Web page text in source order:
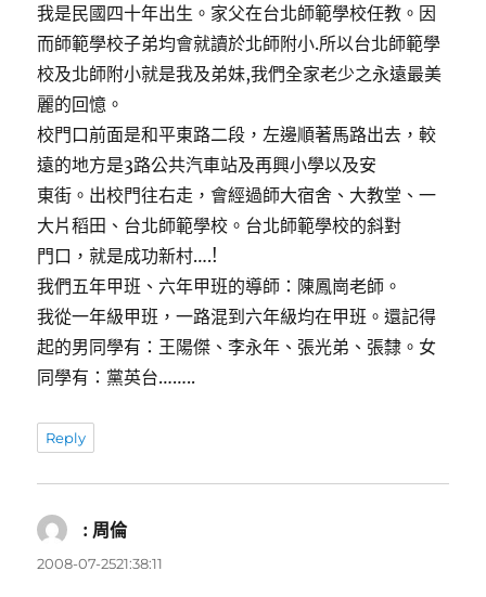
我是民國四十年出生。家父在台北師範學校任教。因
而師範學校子弟均會就讀於北師附小.所以台北師範學
校及北師附小就是我及弟妹,我們全家老少之永遠最美
麗的回憶。
校門口前面是和平東路二段，左邊順著馬路出去，較
遠的地方是3路公共汽車站及再興小學以及安
東街。出校門往右走，會經過師大宿舍、大教堂、一
大片稻田、台北師範學校。台北師範學校的斜對
門口，就是成功新村….!
我們五年甲班、六年甲班的導師：陳鳳崗老師。
我從一年級甲班，一路混到六年級均在甲班。還記得
起的男同學有：王陽傑、李永年、張光弟、張隸。女
同學有：黨英台……..
Reply
: 周倫表
示:
2008-07-2521:38:11